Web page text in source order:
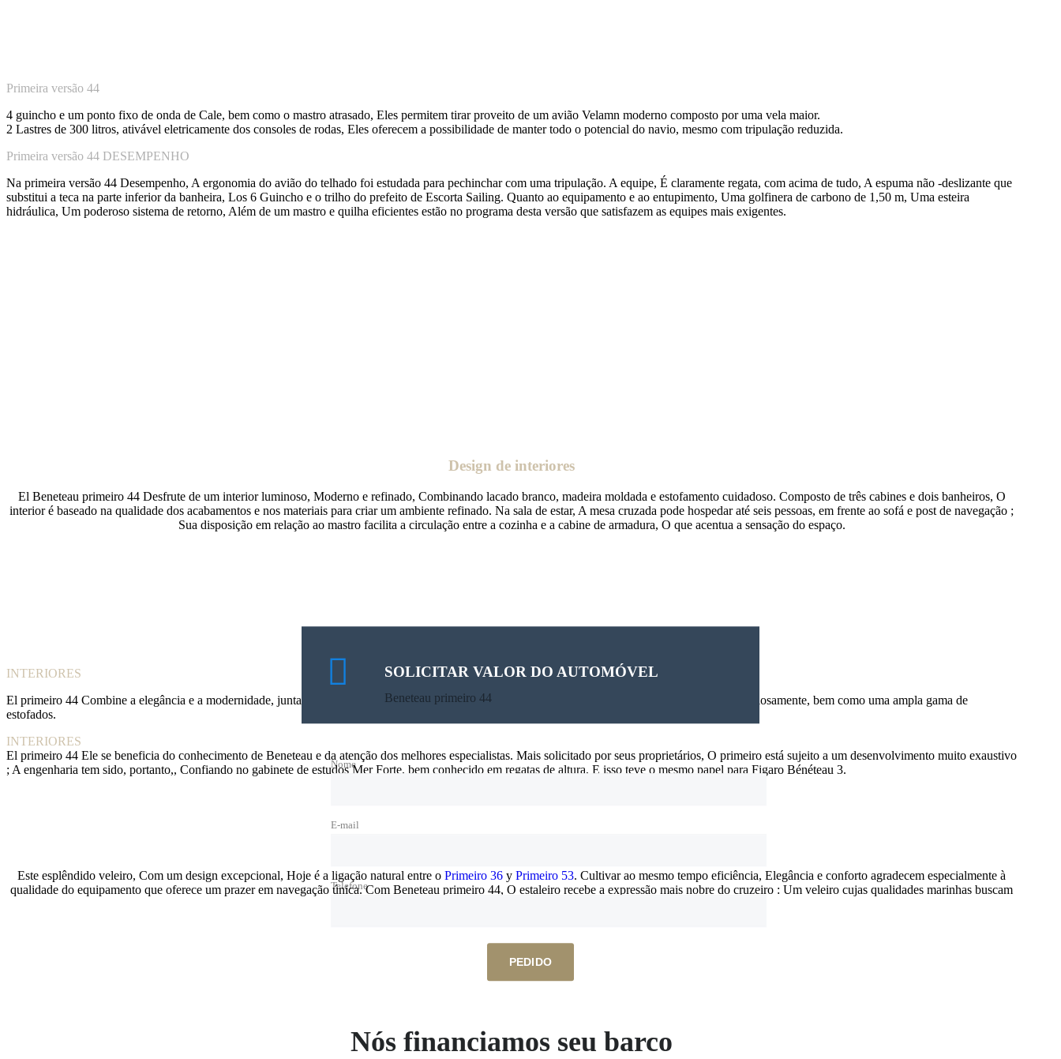
Primeira versão 44
4 guincho e um ponto fixo de onda de Cale, bem como o mastro atrasado, Eles permitem tirar proveito de um avião Velamn moderno composto por uma vela maior.
2 Lastres de 300 litros, ativável eletricamente dos consoles de rodas, Eles oferecem a possibilidade de manter todo o potencial do navio, mesmo com tripulação reduzida.
Primeira versão 44 DESEMPENHO
Na primeira versão 44 Desempenho, A ergonomia do avião do telhado foi estudada para pechinchar com uma tripulação. A equipe, É claramente regata, com acima de tudo, A espuma não -deslizante que
substitui a teca na parte inferior da banheira, Los 6 Guincho e o trilho do prefeito de Escorta Sailing. Quanto ao equipamento e ao entupimento, Uma golfinera de carbono de 1,50 m, Uma esteira
hidráulica, Um poderoso sistema de retorno, Além de um mastro e quilha eficientes estão no programa desta versão que satisfazem as equipes mais exigentes.
Design de interiores
El Beneteau primeiro 44 Desfrute de um interior luminoso, Moderno e refinado, Combinando lacado branco, madeira moldada e estofamento cuidadoso. Composto de três cabines e dois banheiros, O
interior é baseado na qualidade dos acabamentos e nos materiais para criar um ambiente refinado. Na sala de estar, A mesa cruzada pode hospedar até seis pessoas, em frente ao sofá e post de navegação ;
Sua disposição em relação ao mastro facilita a circulação entre a cozinha e a cabine de armadura, O que acentua a sensação do espaço.
INTERIORES
El primeiro 44 Combine a elegância e a modernidade, juntando -se a móveis lacados brancos e madeira moldada, Luzes indiretas se posicionaram criteriosamente, bem como uma ampla gama de
estofados.
INTERIORES
El primeiro 44 Ele se beneficia do conhecimento de Beneteau e da atenção dos melhores especialistas. Mais solicitado por seus proprietários, O primeiro está sujeito a um desenvolvimento muito exaustivo
; A engenharia tem sido, portanto,, Confiando no gabinete de estudos Mer Forte, bem conhecido em regatas de altura, E isso teve o mesmo papel para Figaro Bénéteau 3.
Este esplêndido veleiro, Com um design excepcional, Hoje é a ligação natural entre o Primeiro 36 y Primeiro 53. Cultivar ao mesmo tempo eficiência, Elegância e conforto agradecem especialmente à
qualidade do equipamento que oferece um prazer em navegação única. Com Beneteau primeiro 44, O estaleiro recebe a expressão mais nobre do cruzeiro : Um veleiro cujas qualidades marinhas buscam
Nós financiamos seu barco
SOLICITAR VALOR DO AUTOMÓVEL
Beneteau primeiro 44
Nome
E-mail
Telefone
PEDIDO